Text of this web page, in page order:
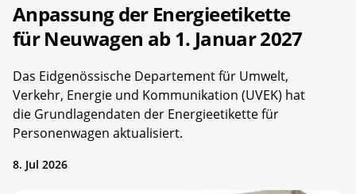
Anpassung der Energieetikette
für Neuwagen ab 1. Januar 2027
Das Eidgenössische Departement für Umwelt,
Verkehr, Energie und Kommunikation (UVEK) hat
die Grundlagendaten der Energieetikette für
Personenwagen aktualisiert.
8. Jul 2026